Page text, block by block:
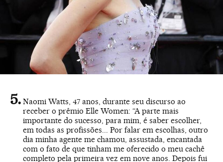
Naomi Watts, 47 anos, durante seu discurso ao
receber o prêmio Elle Women: “A parte mais
importante do sucesso, para mim, é saber escolher,
em todas as profissões... Por falar em escolhas, outro
dia minha agente me chamou, assustada, encantada
com o fato de que tinham me oferecido o meu cachê
completo pela primeira vez em nove anos. Depois fui